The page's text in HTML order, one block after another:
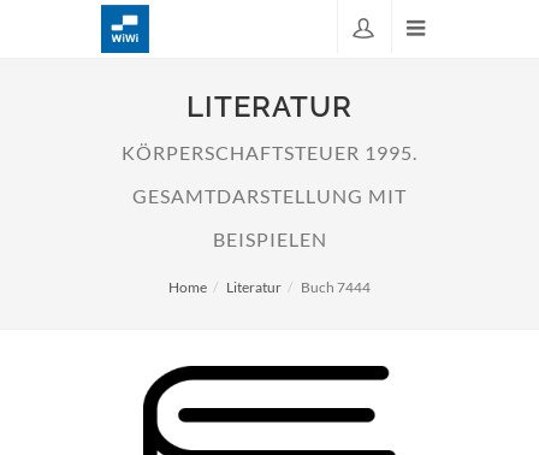
LITERATUR
KÖRPERSCHAFTSTEUER 1995.
GESAMTDARSTELLUNG MIT
BEISPIELEN
Home Literatur Buch 7444